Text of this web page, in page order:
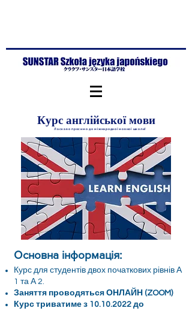
Курс англійської мови
Ласкаво просимо до міжнародної мовної школи!
Основна інформація:
Курс для студентів двох початкових рівнів А
1 та А 2.
Заняття проводяться ОНЛАЙН (ZOOM)
Курс триватиме з 10.10.2022 до